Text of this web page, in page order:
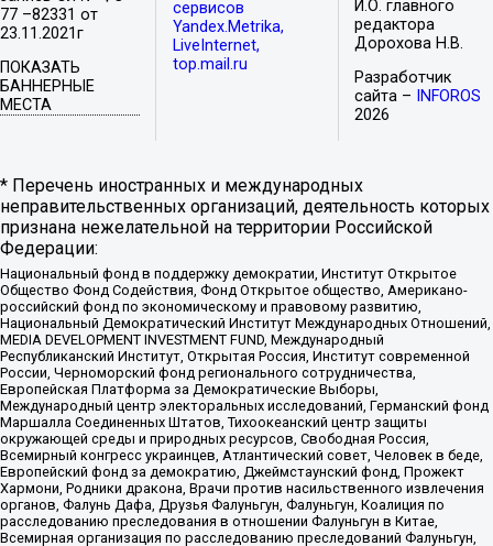
77 –82331 от
23.11.2021г
ПОКАЗАТЬ
БАННЕРНЫЕ
МЕСТА
сервисов
Yandex.Metrika,
LiveInternet,
top.mail.ru
И.О. главного
редактора
Дорохова Н.В.
Разработчик
сайта –
INFOROS
2026
* Перечень иностранных и международных
неправительственных организаций, деятельность которых
признана нежелательной на территории Российской
Федерации:
Национальный фонд в поддержку демократии, Институт Открытое
Общество Фонд Содействия, Фонд Открытое общество, Американо-
российский фонд по экономическому и правовому развитию,
Национальный Демократический Институт Международных Отношений,
MEDIA DEVELOPMENT INVESTMENT FUND, Международный
Республиканский Институт, Открытая Россия, Институт современной
России, Черноморский фонд регионального сотрудничества,
Европейская Платформа за Демократические Выборы,
Международный центр электоральных исследований, Германский фонд
Маршалла Соединенных Штатов, Тихоокеанский центр защиты
окружающей среды и природных ресурсов, Свободная Россия,
Всемирный конгресс украинцев, Атлантический совет, Человек в беде,
Европейский фонд за демократию, Джеймстаунский фонд, Прожект
Хармони, Родники дракона, Врачи против насильственного извлечения
органов, Фалунь Дафа, Друзья Фалуньгун, Фалуньгун, Коалиция по
расследованию преследования в отношении Фалуньгун в Китае,
Всемирная организация по расследованию преследований Фалуньгун,